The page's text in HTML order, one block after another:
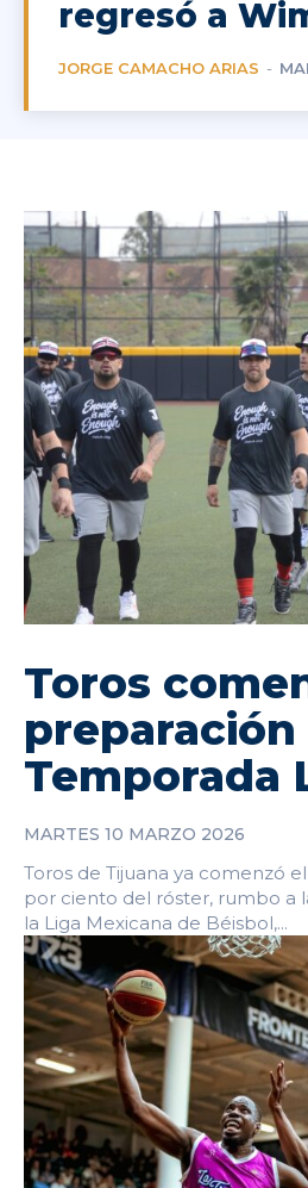
regresó a
JORGE CAMACHO ARIAS -
Toros
preparación
Temporada
MARTES 10 MARZO 2026
Toros de Tijuana ya comenzó
por ciento del róster, rumbo a
la Liga Mexicana de Béisbol,...